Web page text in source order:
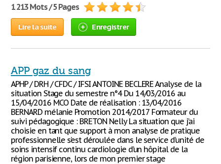
1 213 Mots / 5 Pages
Lire la suite Enregistrer
APP gaz du sang
APHP / DRH / CFDC / IFSI ANTOINE BECLERE Analyse de la
situation Stage du semestre n°4 Du 14/03/2016 au
15/04/2016 MCO Date de réalisation : 13/04/2016
BERNARD mélanie Promotion 2014/2017 Formateur du
suivi pédagogique : BRETON Nelly La situation que j’ai
choisie en tant que support à mon analyse de pratique
professionnelle s’est déroulée dans le service d’unité de
soins intensif continu cardiologie d’un hôpital de la
région parisienne, lors de mon premier stage